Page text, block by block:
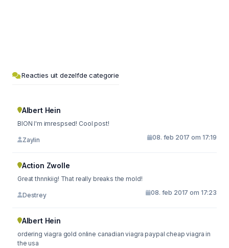
Reacties uit dezelfde categorie
Albert Hein
BION I'm imrespsed! Cool post!
Zaylin 08. feb 2017 om 17:19
Action Zwolle
Great thnnkiig! That really breaks the mold!
Destrey 08. feb 2017 om 17:23
Albert Hein
ordering viagra gold online canadian viagra paypal cheap viagra in
the usa